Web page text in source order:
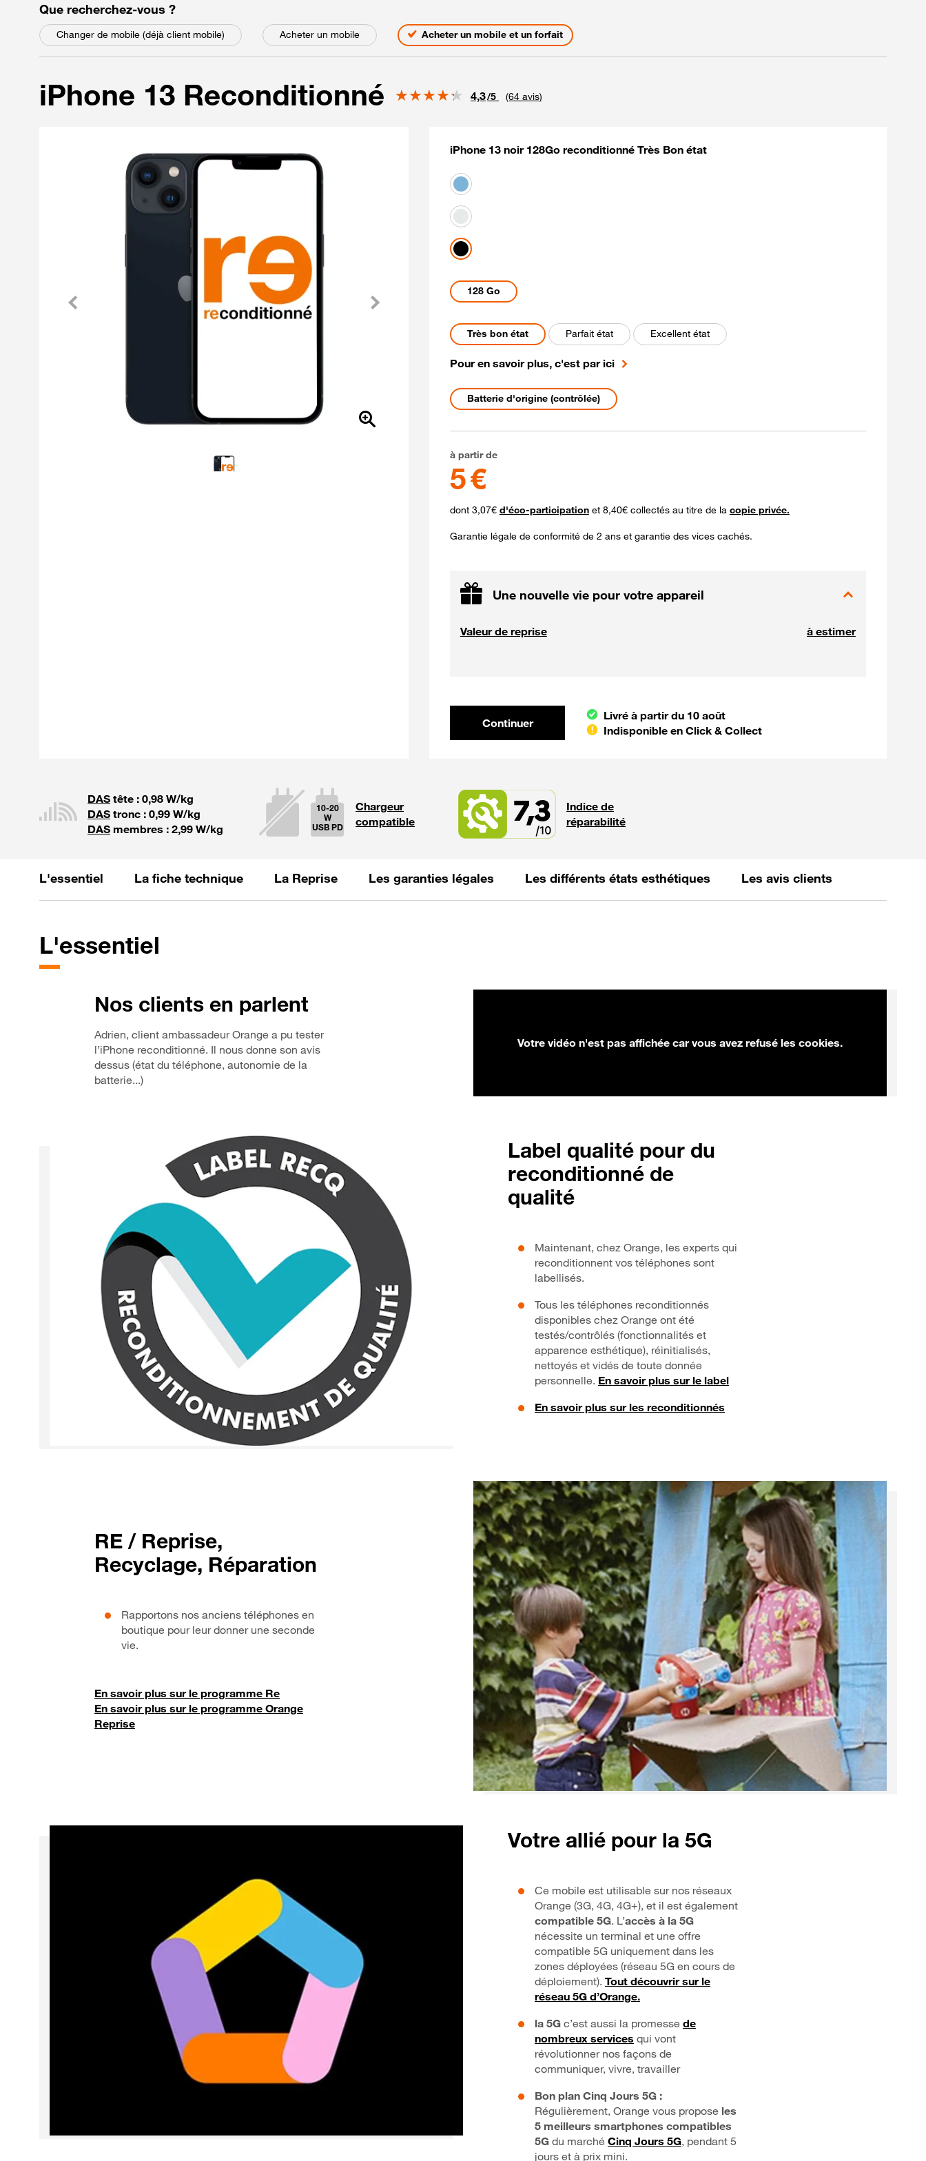
Que recherchez-vous parmi les choix suivants
?
Changer de mobile (déjà client mobile) Acheter un mobile Acheter un mobile et un forfait
iPhone 13 Reconditionné Note
4,3/5 (64 avis)
Précédent
iPhone 13 noir 128Go reconditionné Très Bon état
Coloris disponibles
bleu
Blanc
noir
Capacités disponibles
128 Go
Etat du mobile Reconditionné
Très bon état Parfait état Excellent état
Pour en savoir plus, c'est par ici
Etat de la batterie
Batterie d'origine (contrôlée)
5 euros
à partir de
5 €
dont 3,07€ d'éco-participation et 8,40€ collectés au titre de la copie privée.
Garantie légale de conformité de 2 ans et garantie des vices cachés.
Une nouvelle vie pour votre appareil
Valeur de reprise à estimer
Continuer et poursuivre votre commande
Continuer
Livré à partir du 10 août
Indisponible en Click & Collect
DAS tête : 0,98 W/kg
DAS tronc : 0,99 W/kg
DAS membres : 2,99 W/kg
La puissance fournie
10-20
W
USB PD
Chargeur
compatible
7,3
Indice de
réparabilité
L'essentiel La fiche technique La Reprise Les garanties légales Les différents états esthétiques Les avis clients
L'essentiel
Votre vidéo n'est pas affichée car vous avez refusé les cookies.
Nos clients en parlent
Adrien, client ambassadeur Orange a pu tester
l’iPhone reconditionné. Il nous donne son avis
dessus (état du téléphone, autonomie de la
batterie...)
Label qualité pour du
reconditionné de
qualité
Maintenant, chez Orange, les experts qui
reconditionnent vos téléphones sont
labellisés.
Tous les téléphones reconditionnés
disponibles chez Orange ont été
testés/contrôlés (fonctionnalités et
apparence esthétique), réinitialisés,
nettoyés et vidés de toute donnée
personnelle. En savoir plus sur le label
En savoir plus sur les reconditionnés
RE / Reprise,
Recyclage, Réparation
Rapportons nos anciens téléphones en
boutique pour leur donner une seconde
vie.
En savoir plus sur le programme Re
En savoir plus sur le programme Orange
Reprise
Votre allié pour la 5G
Ce mobile est utilisable sur nos réseaux
Orange (3G, 4G, 4G+), et il est également
compatible 5G. L’accès à la 5G
nécessite un terminal et une offre
compatible 5G uniquement dans les
zones déployées (réseau 5G en cours de
déploiement). Tout découvrir sur le
réseau 5G d’Orange.
la 5G c’est aussi la promesse de
nombreux services qui vont
révolutionner nos façons de
communiquer, vivre, travailler
Bon plan Cinq Jours 5G :
Régulièrement, Orange vous propose les
5 meilleurs smartphones compatibles
5G du marché Cinq Jours 5G, pendant 5
jours et à prix mini.